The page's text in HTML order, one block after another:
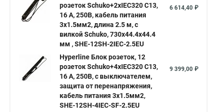
розеток Schuko+2хIEC320 C13,
16 A, 250В, кабель питания
3х1.5мм2, длина 2.5 м, с
вилкой Schuko, 730x44.4x44.4
мм , SHE-12SH-2IEC-2.5EU
6 614,40 ₽
Hyperline Блок розеток, 12
розеток Schuko+4хIEC320 C13,
16 A, 250В, с выключателем,
защита от перенапряжения,
кабель питания 3х1.5мм2,
SHE-12SH-4IEC-SF-2.5EU
9 399,00 ₽